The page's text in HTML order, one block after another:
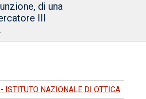
di una
III
ISTITUTO NAZIONALE DI OTTICA